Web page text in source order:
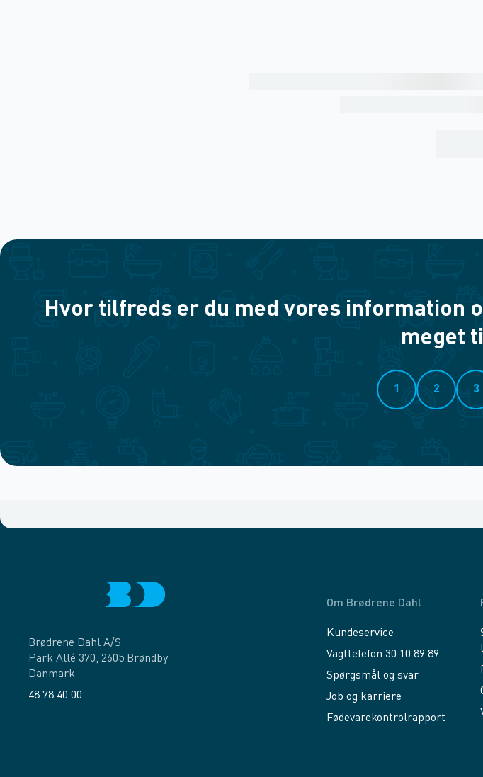
Hvor tilfreds er du med vores information
meget
1 2 3
Brødrene Dahl A/S
Park Allé 370, 2605 Brøndby
Danmark
48 78 40 00
Om Brødrene Dahl
Kundeservice
Vagttelefon 30 10 89 89
Spørgsmål og svar
Job og karriere
Fødevarekontrolrapport